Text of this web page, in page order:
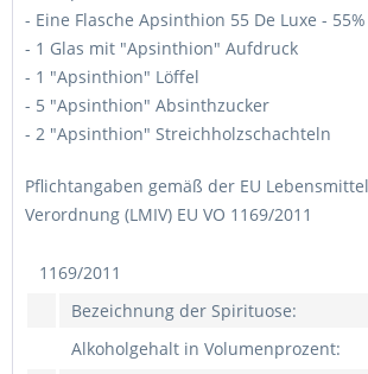
- Eine Flasche Apsinthion 55 De Luxe -
- 1 Glas mit "Apsinthion" Aufdruck
- 1 "Apsinthion" Löffel
- 5 "Apsinthion" Absinthzucker
- 2 "Apsinthion" Streichholzschachteln
Pflichtangaben gemäß der EU
Verordnung (LMIV) EU VO 1169/2011
1169/2011
Bezeichnung der Spirituose:
Alkoholgehalt in Volumenprozent: